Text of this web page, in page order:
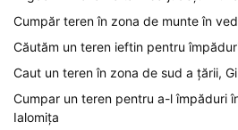
Cumpăr teren în zona de munte în
Căutăm un teren ieftin pentru
Caut un teren în zona de sud a țării,
Cumpar un teren pentru a-l împăduri
Ialomița